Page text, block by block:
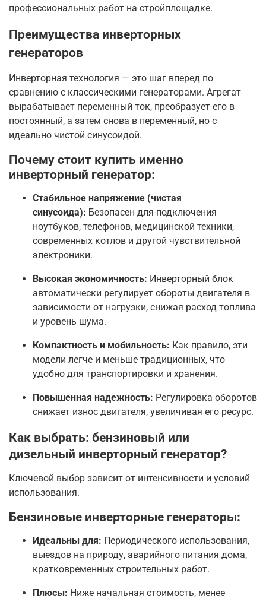
профессиональных работ на стройплощадке.
Преимущества инверторных
генераторов
Инверторная технология — это шаг вперед по
сравнению с классическими генераторами. Агрегат
вырабатывает переменный ток, преобразует его в
постоянный, а затем снова в переменный, но с
идеально чистой синусоидой.
Почему стоит купить именно
инверторный генератор:
Стабильное напряжение (чистая
синусоида): Безопасен для подключения
ноутбуков, телефонов, медицинской техники,
современных котлов и другой чувствительной
электроники.
Высокая экономичность: Инверторный блок
автоматически регулирует обороты двигателя в
зависимости от нагрузки, снижая расход топлива
и уровень шума.
Компактность и мобильность: Как правило, эти
модели легче и меньше традиционных, что
удобно для транспортировки и хранения.
Повышенная надежность: Регулировка оборотов
снижает износ двигателя, увеличивая его ресурс.
Как выбрать: бензиновый или
дизельный инверторный генератор?
Ключевой выбор зависит от интенсивности и условий
использования.
Бензиновые инверторные генераторы:
Идеальны для: Периодического использования,
выездов на природу, аварийного питания дома,
кратковременных строительных работ.
Плюсы: Ниже начальная стоимость, менее